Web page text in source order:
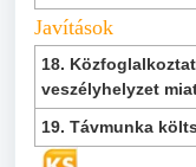
Javítások
18.
veszélyhelyzet
19. Távmunka